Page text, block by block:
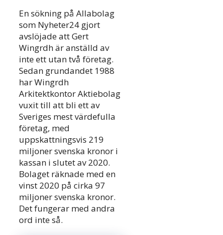
En sökning på Allabolag
som Nyheter24 gjort
avslöjade att Gert
Wingrdh är anställd av
inte ett utan två företag.
Sedan grundandet 1988
har Wingrdh
Arkitektkontor Aktiebolag
vuxit till att bli ett av
Sveriges mest värdefulla
företag, med
uppskattningsvis 219
miljoner svenska kronor i
kassan i slutet av 2020.
Bolaget räknade med en
vinst 2020 på cirka 97
miljoner svenska kronor.
Det fungerar med andra
ord inte så.